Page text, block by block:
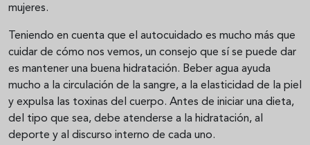
mujeres.
Teniendo en cuenta que el autocuidado es mucho más que
cuidar de cómo nos vemos, un consejo que sí se puede dar
es mantener una buena hidratación. Beber agua ayuda
mucho a la circulación de la sangre, a la elasticidad de la piel
y expulsa las toxinas del cuerpo. Antes de iniciar una dieta,
del tipo que sea, debe atenderse a la hidratación, al
deporte y al discurso interno de cada uno.